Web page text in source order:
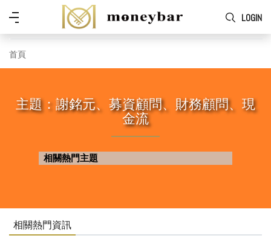
Skip to main content
LOGIN
功
首頁
主題：謝銘元、募資顧問、財務顧問、現
金流
相關熱門主題
相關熱門資訊